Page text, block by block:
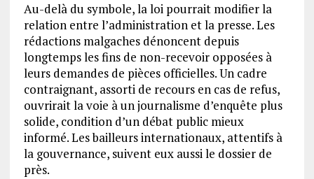
Au-delà du symbole, la loi pourrait modifier la
relation entre l’administration et la presse. Les
rédactions malgaches dénoncent depuis
longtemps les fins de non-recevoir opposées à
leurs demandes de pièces officielles. Un cadre
contraignant, assorti de recours en cas de refus,
ouvrirait la voie à un journalisme d’enquête plus
solide, condition d’un débat public mieux
informé. Les bailleurs internationaux, attentifs à
la gouvernance, suivent eux aussi le dossier de
près.